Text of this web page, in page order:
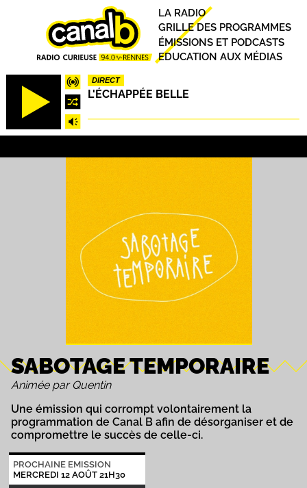
DIRECT
L'ÉCHAPPÉE BELLE
Principal
LA RADIO
GRILLE DES PROGRAMMES
ÉMISSIONS ET PODCASTS
EDUCATION AUX MÉDIAS
SABOTAGE TEMPORAIRE
Animée par Quentin
Une émission qui corrompt volontairement la
programmation de Canal B afin de désorganiser et de
compromettre le succès de celle-ci.
PROCHAINE EMISSION
MERCREDI 12 AOÛT 21H30